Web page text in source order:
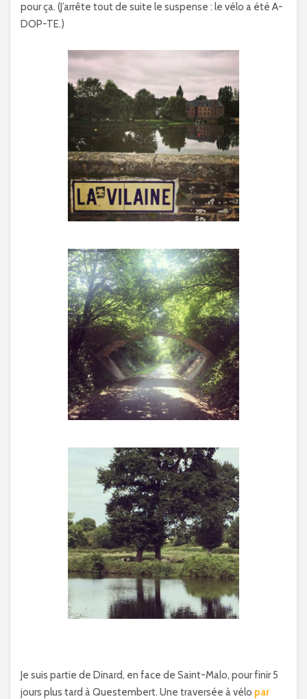
pour ça. (J’arrête tout de suite le suspense : le vélo a été A-
DOP-TE.)
Je suis partie de Dinard, en face de Saint-Malo, pour finir 5
jours plus tard à Questembert. Une traversée à vélo par